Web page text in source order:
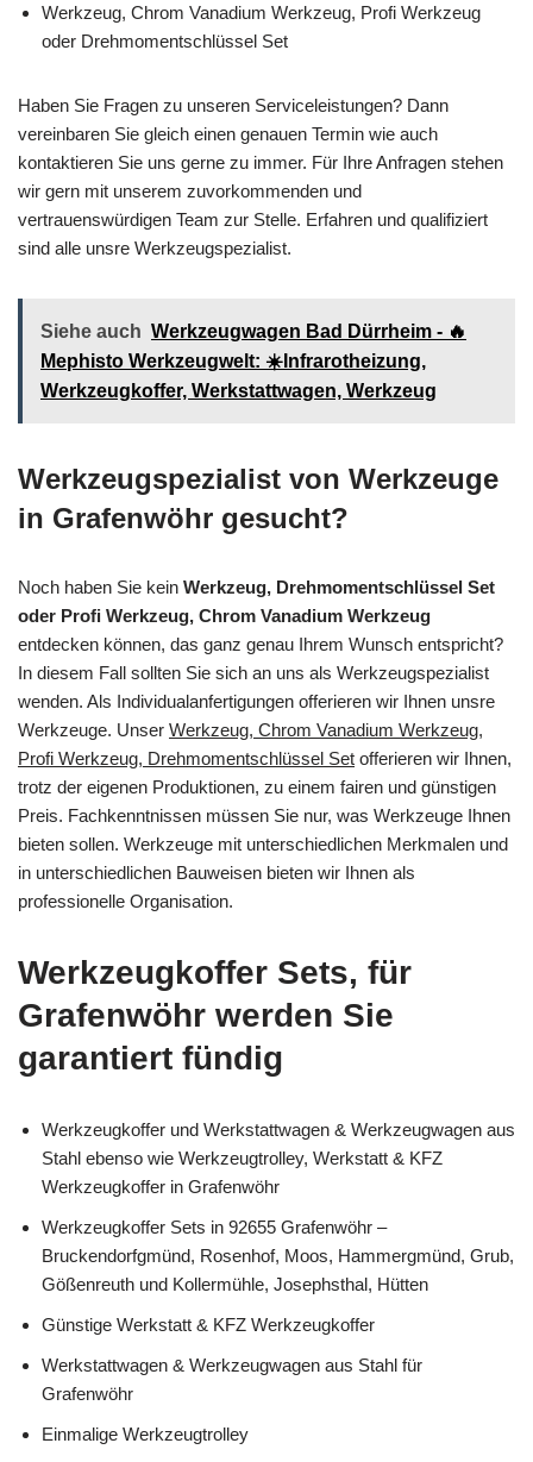
Werkzeug, Chrom Vanadium Werkzeug, Profi Werkzeug
oder Drehmomentschlüssel Set
Haben Sie Fragen zu unseren Serviceleistungen? Dann
vereinbaren Sie gleich einen genauen Termin wie auch
kontaktieren Sie uns gerne zu immer. Für Ihre Anfragen stehen
wir gern mit unserem zuvorkommenden und
vertrauenswürdigen Team zur Stelle. Erfahren und qualifiziert
sind alle unsre Werkzeugspezialist.
Siehe auch Werkzeugwagen Bad Dürrheim - 🔥
Mephisto Werkzeugwelt: ☀️Infrarotheizung,
Werkzeugkoffer, Werkstattwagen, Werkzeug
Werkzeugspezialist von Werkzeuge
in Grafenwöhr gesucht?
Noch haben Sie kein Werkzeug, Drehmomentschlüssel Set
oder Profi Werkzeug, Chrom Vanadium Werkzeug
entdecken können, das ganz genau Ihrem Wunsch entspricht?
In diesem Fall sollten Sie sich an uns als Werkzeugspezialist
wenden. Als Individualanfertigungen offerieren wir Ihnen unsre
Werkzeuge. Unser Werkzeug, Chrom Vanadium Werkzeug,
Profi Werkzeug, Drehmomentschlüssel Set offerieren wir Ihnen,
trotz der eigenen Produktionen, zu einem fairen und günstigen
Preis. Fachkenntnissen müssen Sie nur, was Werkzeuge Ihnen
bieten sollen. Werkzeuge mit unterschiedlichen Merkmalen und
in unterschiedlichen Bauweisen bieten wir Ihnen als
professionelle Organisation.
Werkzeugkoffer Sets, für
Grafenwöhr werden Sie
garantiert fündig
Werkzeugkoffer und Werkstattwagen & Werkzeugwagen aus
Stahl ebenso wie Werkzeugtrolley, Werkstatt & KFZ
Werkzeugkoffer in Grafenwöhr
Werkzeugkoffer Sets in 92655 Grafenwöhr –
Bruckendorfgmünd, Rosenhof, Moos, Hammergmünd, Grub,
Gößenreuth und Kollermühle, Josephsthal, Hütten
Günstige Werkstatt & KFZ Werkzeugkoffer
Werkstattwagen & Werkzeugwagen aus Stahl für
Grafenwöhr
Einmalige Werkzeugtrolley